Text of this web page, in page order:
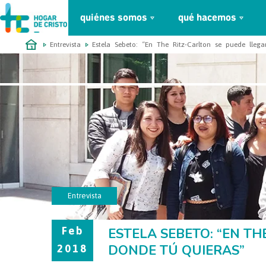
quiénes somos qué hacemos
займ онлайн без проверок
Entrevista Estela Sebeto: “En The Ritz-Carlton se puede
Entrevista
Feb
2018
ESTELA SEBETO: “EN
DONDE TÚ QUIERAS”